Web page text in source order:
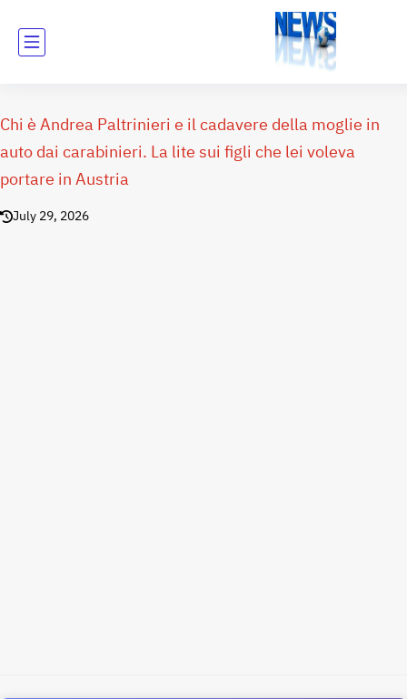
Chi è Andrea Paltrinieri e il cadavere della moglie in
auto dai carabinieri. La lite sui figli che lei voleva
portare in Austria
July 29, 2026